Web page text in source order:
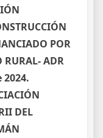
POR
RURAL- ADR
2024.
DEL